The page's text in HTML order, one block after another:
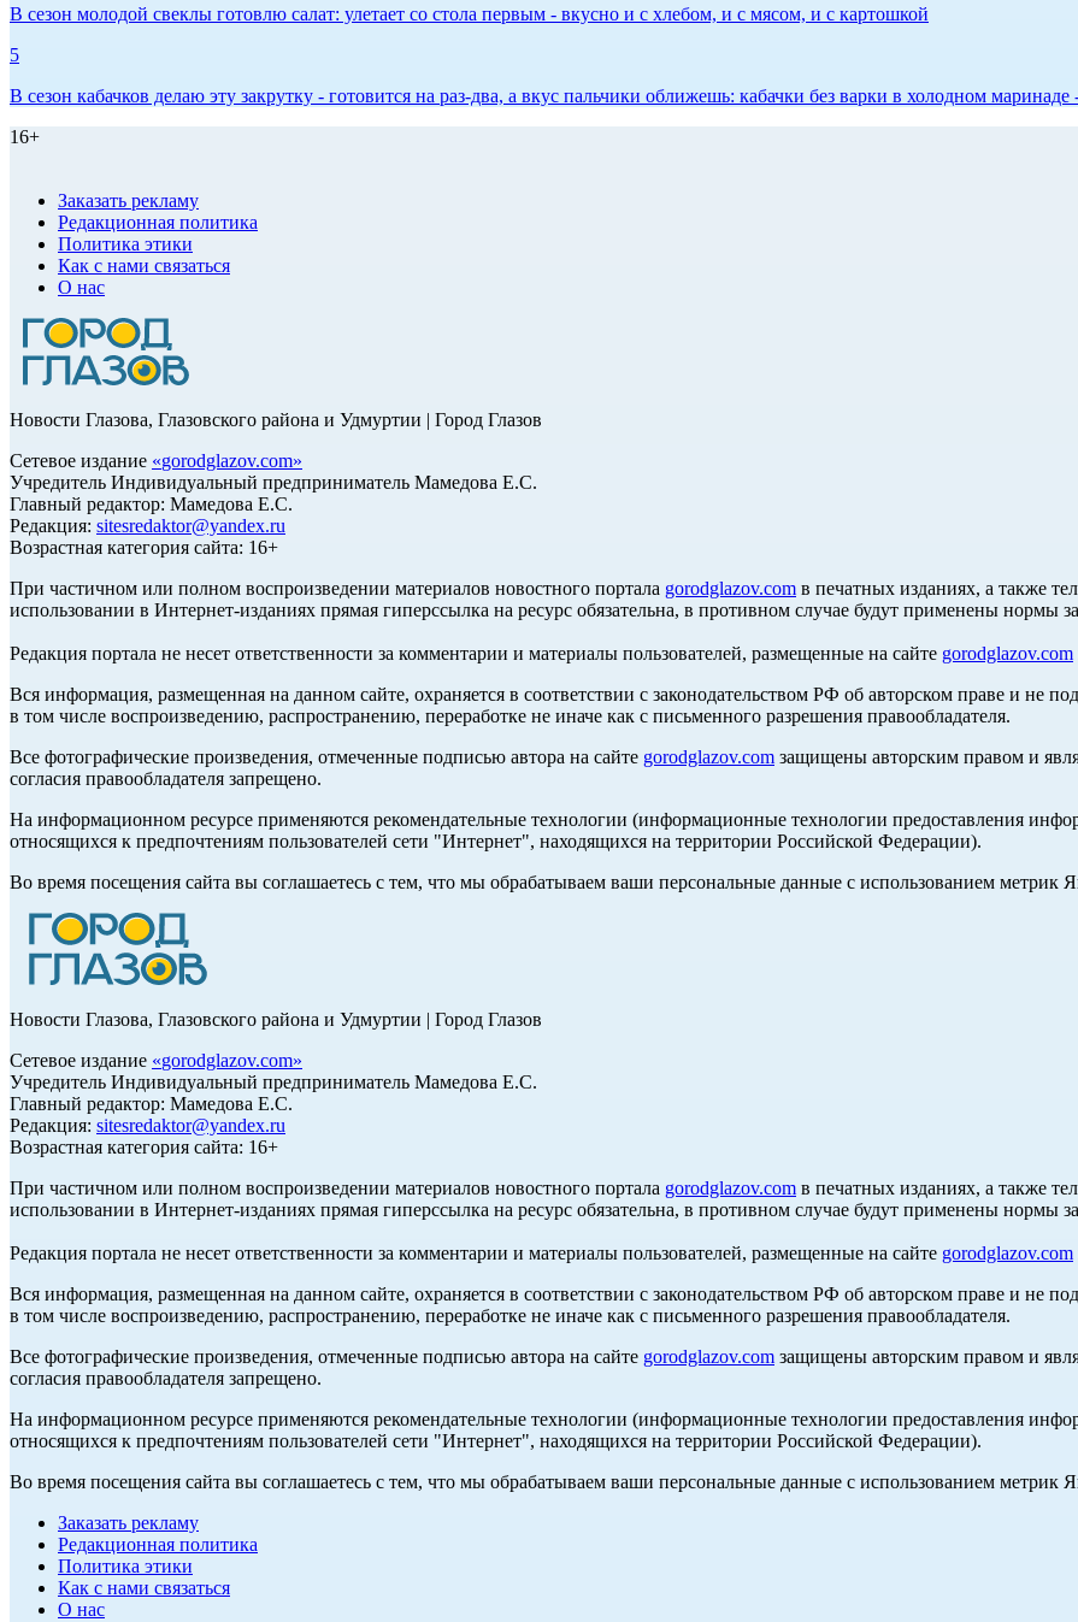
В сезон молодой свеклы готовлю салат: улетает со стола первым - вкусно и с хлебом, и с мясом, и с картошкой
5
В сезон кабачков делаю эту закрутку - готовится на раз-два, а вкус пальчики оближешь: кабачки без варки в холодном маринаде
16+
Заказать рекламу
Редакционная политика
Политика этики
Как с нами связаться
О нас
Новости Глазова, Глазовского района и Удмуртии | Город Глазов
Сетевое издание «gorodglazov.com»
Учредитель Индивидуальный предприниматель Мамедова Е.С.
Главный редактор: Мамедова Е.С.
Редакция: sitesredaktor@yandex.ru
Возрастная категория сайта: 16+
При частичном или полном воспроизведении материалов новостного портала gorodglazov.com в печатных изданиях, а также
использовании в Интернет-изданиях прямая гиперссылка на ресурс обязательна, в противном случае будут применены нормы
Редакция портала не несет ответственности за комментарии и материалы пользователей, размещенные на сайте gorodglazov.com
Вся информация, размещенная на данном сайте, охраняется в соответствии с законодательством РФ об авторском праве и не
в том числе воспроизведению, распространению, переработке не иначе как с письменного разрешения правообладателя.
Все фотографические произведения, отмеченные подписью автора на сайте gorodglazov.com защищены авторским правом и
согласия правообладателя запрещено.
На информационном ресурсе применяются рекомендательные технологии (информационные технологии предоставления
относящихся к предпочтениям пользователей сети "Интернет", находящихся на территории Российской Федерации).
Во время посещения сайта вы соглашаетесь с тем, что мы обрабатываем ваши персональные данные с использованием метрик
Новости Глазова, Глазовского района и Удмуртии | Город Глазов
Сетевое издание «gorodglazov.com»
Учредитель Индивидуальный предприниматель Мамедова Е.С.
Главный редактор: Мамедова Е.С.
Редакция: sitesredaktor@yandex.ru
Возрастная категория сайта: 16+
При частичном или полном воспроизведении материалов новостного портала gorodglazov.com в печатных изданиях, а также
использовании в Интернет-изданиях прямая гиперссылка на ресурс обязательна, в противном случае будут применены нормы
Редакция портала не несет ответственности за комментарии и материалы пользователей, размещенные на сайте gorodglazov.com
Вся информация, размещенная на данном сайте, охраняется в соответствии с законодательством РФ об авторском праве и не
в том числе воспроизведению, распространению, переработке не иначе как с письменного разрешения правообладателя.
Все фотографические произведения, отмеченные подписью автора на сайте gorodglazov.com защищены авторским правом и
согласия правообладателя запрещено.
На информационном ресурсе применяются рекомендательные технологии (информационные технологии предоставления
относящихся к предпочтениям пользователей сети "Интернет", находящихся на территории Российской Федерации).
Во время посещения сайта вы соглашаетесь с тем, что мы обрабатываем ваши персональные данные с использованием метрик
Заказать рекламу
Редакционная политика
Политика этики
Как с нами связаться
О нас